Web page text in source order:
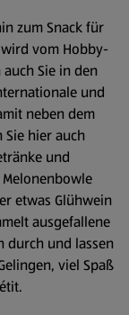
zum Snack für
vom Hobby-
Sie in den
und
neben dem
hier auch
und
etwas Glühwein
ausgefallene
durch und lassen
viel Spaß